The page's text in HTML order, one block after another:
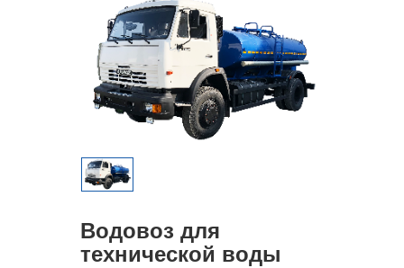
Водовоз для
технической воды